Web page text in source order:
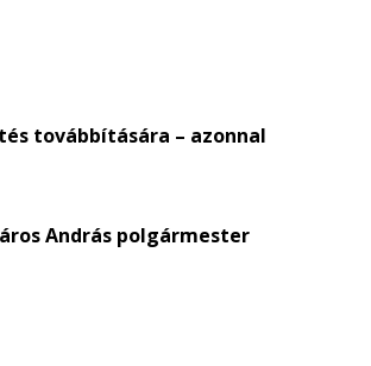
továbbítására – azonnal
András polgármester